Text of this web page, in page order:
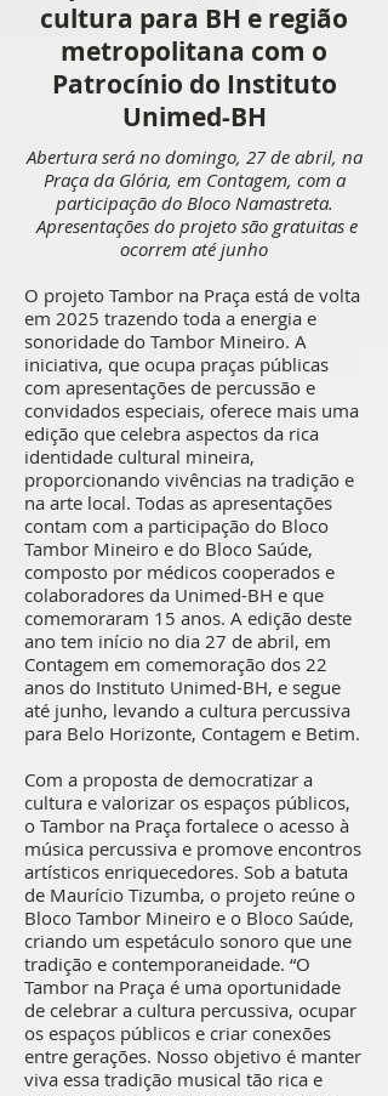
cultura para BH e região
metropolitana com o
Patrocínio do Instituto
Unimed-BH
Abertura será no domingo, 27 de abril, na
Praça da Glória, em Contagem, com a
participação do Bloco Namastreta.
Apresentações do projeto são gratuitas e
ocorrem até junho
O projeto Tambor na Praça está de volta
em 2025 trazendo toda a energia e
sonoridade do Tambor Mineiro. A
iniciativa, que ocupa praças públicas
com apresentações de percussão e
convidados especiais, oferece mais uma
edição que celebra aspectos da rica
identidade cultural mineira,
proporcionando vivências na tradição e
na arte local. Todas as apresentações
contam com a participação do Bloco
Tambor Mineiro e do Bloco Saúde,
composto por médicos cooperados e
colaboradores da Unimed-BH e que
comemoraram 15 anos. A edição deste
ano tem início no dia 27 de abril, em
Contagem em comemoração dos 22
anos do Instituto Unimed-BH, e segue
até junho, levando a cultura percussiva
para Belo Horizonte, Contagem e Betim.
Com a proposta de democratizar a
cultura e valorizar os espaços públicos,
o Tambor na Praça fortalece o acesso à
música percussiva e promove encontros
artísticos enriquecedores. Sob a batuta
de Maurício Tizumba, o projeto reúne o
Bloco Tambor Mineiro e o Bloco Saúde,
criando um espetáculo sonoro que une
tradição e contemporaneidade. “O
Tambor na Praça é uma oportunidade
de celebrar a cultura percussiva, ocupar
os espaços públicos e criar conexões
entre gerações. Nosso objetivo é manter
viva essa tradição musical tão rica e